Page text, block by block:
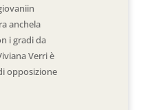
anchela
i gradi da
Verri è
opposizione